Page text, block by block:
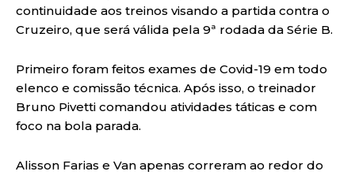
continuidade aos treinos visando a partida contra o
Cruzeiro, que será válida pela 9ª rodada da Série B.
Primeiro foram feitos exames de Covid-19 em todo
elenco e comissão técnica. Após isso, o treinador
Bruno Pivetti comandou atividades táticas e com
foco na bola parada.
Alisson Farias e Van apenas correram ao redor do